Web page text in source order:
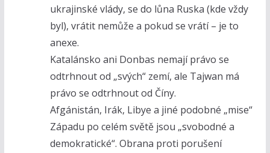
ukrajinské vlády, se do lůna Ruska (kde vždy
byl), vrátit nemůže a pokud se vrátí – je to
anexe.
Katalánsko ani Donbas nemají právo se
odtrhnout od „svých“ zemí, ale Tajwan má
právo se odtrhnout od Číny.
Afgánistán, Irák, Libye a jiné podobné „mise“
Západu po celém světě jsou „svobodné a
demokratické“. Obrana proti porušení